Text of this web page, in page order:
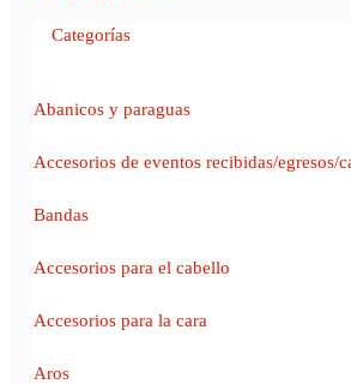
Categorías
Abanicos y paraguas
Accesorios de eventos recibidas/egresos/
Bandas
Accesorios para el cabello
Accesorios para la cara
Aros